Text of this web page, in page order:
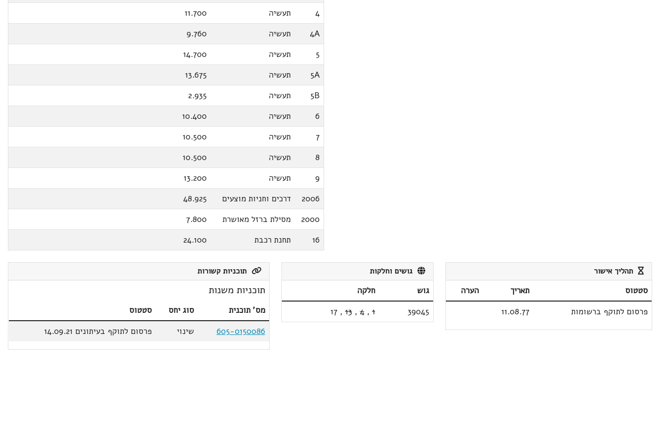
4
תעשיה
11.700
4A
תעשיה
9.760
5
תעשיה
14.700
5A
תעשיה
13.675
5B
תעשיה
2.935
6
תעשיה
10.400
7
תעשיה
10.500
8
תעשיה
10.500
9
תעשיה
13.200
2006
דרכים וחניות מוצעים
48.925
2000
מסילת ברזל מאושרת
7.800
16
תחנת רכבת 24.100
תהליך אישור
סטטוס תאריך
הערה
פרסום לתוקף ברשומות
11.08.77
גושים וחלקות
גוש
חלקה
39045
1
,
4
,
13
,
17
תוכניות קשורות
תוכניות משנות
מס' תוכנית סוג יחס
סטטוס
605-0150086
שינוי פרסום לתוקף בעיתונים 14.09.21